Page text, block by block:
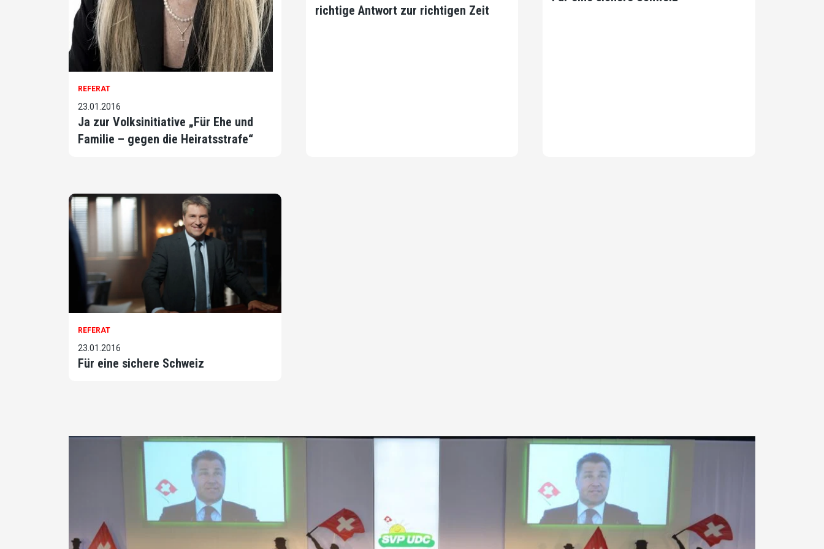
REFERAT
23.01.2016
Ja zur Volksinitiative „Für Ehe und
Familie – gegen die Heiratsstrafe“
richtige Antwort zur richtigen Zeit
REFERAT
23.01.2016
Für eine sichere Schweiz